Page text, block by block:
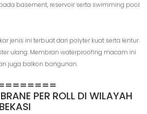
basement, reservoir serta swimming pool.
jenis ini terbuat dari polyter kuat serta lentur.
ulang. Membran waterproofing macam ini
juga balkon bangunan.
PER ROLL DI WILAYAH